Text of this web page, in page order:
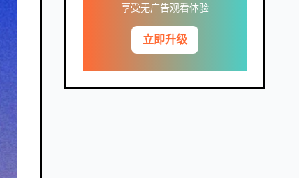
享受无广告观看体验
立即升级